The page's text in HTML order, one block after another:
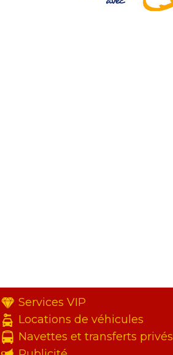
Services VIP
Locations de véhicules
Navettes et transferts privés